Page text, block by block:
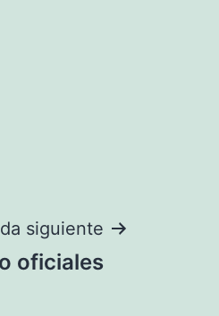
siguiente
oficiales